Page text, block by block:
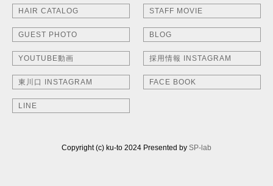
HAIR CATALOG STAFF MOVIE
GUEST PHOTO BLOG
YOUTUBE動画 採用情報 INSTAGRAM
東川口 INSTAGRAM FACE BOOK
LINE
Copyright (c) ku-to 2024 Presented by SP-lab